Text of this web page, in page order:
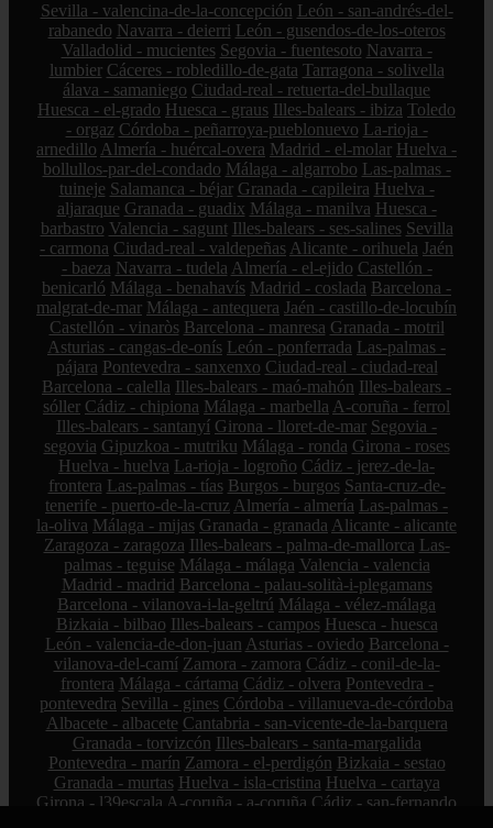
Sevilla - valencina-de-la-concepción León - san-andrés-del-
rabanedo Navarra - deierri León - gusendos-de-los-oteros
Valladolid - mucientes Segovia - fuentesoto Navarra -
lumbier Cáceres - robledillo-de-gata Tarragona - solivella
álava - samaniego Ciudad-real - retuerta-del-bullaque
Huesca - el-grado Huesca - graus Illes-balears - ibiza Toledo
- orgaz Córdoba - peñarroya-pueblonuevo La-rioja -
arnedillo Almería - huércal-overa Madrid - el-molar Huelva -
bollullos-par-del-condado Málaga - algarrobo Las-palmas -
tuineje Salamanca - béjar Granada - capileira Huelva -
aljaraque Granada - guadix Málaga - manilva Huesca -
barbastro Valencia - sagunt Illes-balears - ses-salines Sevilla
- carmona Ciudad-real - valdepeñas Alicante - orihuela Jaén
- baeza Navarra - tudela Almería - el-ejido Castellón -
benicarló Málaga - benahavís Madrid - coslada Barcelona -
malgrat-de-mar Málaga - antequera Jaén - castillo-de-locubín
Castellón - vinaròs Barcelona - manresa Granada - motril
Asturias - cangas-de-onís León - ponferrada Las-palmas -
pájara Pontevedra - sanxenxo Ciudad-real - ciudad-real
Barcelona - calella Illes-balears - maó-mahón Illes-balears -
sóller Cádiz - chipiona Málaga - marbella A-coruña - ferrol
Illes-balears - santanyí Girona - lloret-de-mar Segovia -
segovia Gipuzkoa - mutriku Málaga - ronda Girona - roses
Huelva - huelva La-rioja - logroño Cádiz - jerez-de-la-
frontera Las-palmas - tías Burgos - burgos Santa-cruz-de-
tenerife - puerto-de-la-cruz Almería - almería Las-palmas -
la-oliva Málaga - mijas Granada - granada Alicante - alicante
Zaragoza - zaragoza Illes-balears - palma-de-mallorca Las-
palmas - teguise Málaga - málaga Valencia - valencia
Madrid - madrid Barcelona - palau-solità-i-plegamans
Barcelona - vilanova-i-la-geltrú Málaga - vélez-málaga
Bizkaia - bilbao Illes-balears - campos Huesca - huesca
León - valencia-de-don-juan Asturias - oviedo Barcelona -
vilanova-del-camí Zamora - zamora Cádiz - conil-de-la-
frontera Málaga - cártama Cádiz - olvera Pontevedra -
pontevedra Sevilla - gines Córdoba - villanueva-de-córdoba
Albacete - albacete Cantabria - san-vicente-de-la-barquera
Granada - torvizcón Illes-balears - santa-margalida
Pontevedra - marín Zamora - el-perdigón Bizkaia - sestao
Granada - murtas Huelva - isla-cristina Huelva - cartaya
Girona - l39escala A-coruña - a-coruña Cádiz - san-fernando